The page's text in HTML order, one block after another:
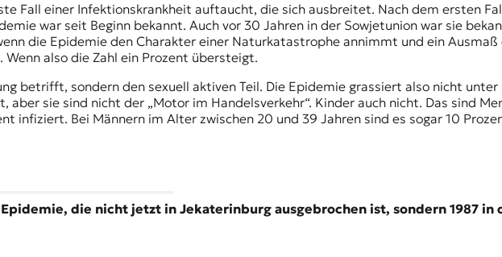
Fall einer Infektionskrankheit auftaucht, die sich ausbreitet. Nach dem ersten
war seit Beginn bekannt. Auch vor 30 Jahren in der Sowjetunion war sie
die Epidemie den Charakter einer Naturkatastrophe annimmt und ein
also die Zahl ein Prozent übersteigt.
betrifft, sondern den sexuell aktiven Teil. Die Epidemie grassiert also nicht
sie sind nicht der „Motor im Handelsverkehr“. Kinder auch nicht. Das sind
infiziert. Bei Männern im Alter zwischen 20 und 39 Jahren sind es sogar 10
die nicht jetzt in Jekaterinburg ausgebrochen ist, sondern 1987 in